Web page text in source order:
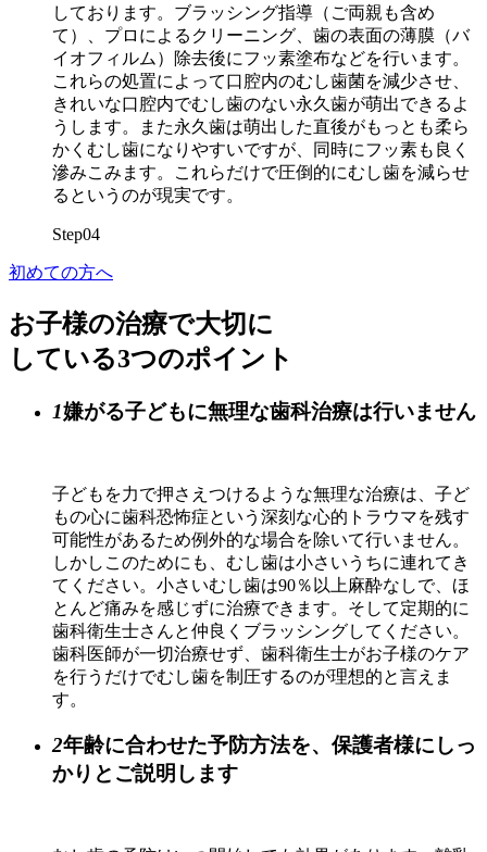
しております。ブラッシング指導（ご両親も含め
て）、プロによるクリーニング、歯の表面の薄膜（バ
イオフィルム）除去後にフッ素塗布などを行います。
これらの処置によって口腔内のむし歯菌を減少させ、
きれいな口腔内でむし歯のない永久歯が萌出できるよ
うします。また永久歯は萌出した直後がもっとも柔ら
かくむし歯になりやすいですが、同時にフッ素も良く
滲みこみます。これらだけで圧倒的にむし歯を減らせ
るというのが現実です。
Step04
初めての方へ
お子様の治療で大切に
している3つのポイント
1嫌がる子どもに無理な歯科治療は行いません
子どもを力で押さえつけるような無理な治療は、子ど
もの心に歯科恐怖症という深刻な心的トラウマを残す
可能性があるため例外的な場合を除いて行いません。
しかしこのためにも、むし歯は小さいうちに連れてき
てください。小さいむし歯は90％以上麻酔なしで、ほ
とんど痛みを感じずに治療できます。そして定期的に
歯科衛生士さんと仲良くブラッシングしてください。
歯科医師が一切治療せず、歯科衛生士がお子様のケア
を行うだけでむし歯を制圧するのが理想的と言えま
す。
2年齢に合わせた予防方法を、保護者様にしっ
かりとご説明します